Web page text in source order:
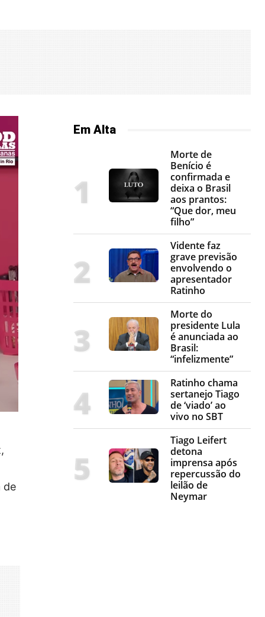
de
Em Alta
Morte de
Benício é
confirmada e
deixa o Brasil
aos prantos:
“Que dor, meu
filho”
Vidente faz
grave previsão
envolvendo o
apresentador
Ratinho
Morte do
presidente Lula
é anunciada ao
Brasil:
“infelizmente”
Ratinho chama
sertanejo Tiago
de ‘viado’ ao
vivo no SBT
Tiago Leifert
detona
imprensa após
repercussão do
leilão de
Neymar